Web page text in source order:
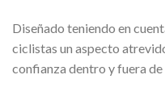
Diseñado teniendo en
ciclistas un aspecto
confianza dentro y fuera